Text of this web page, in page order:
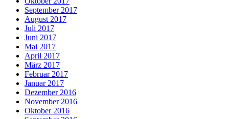
September 2017
August 2017
Juli 2017
Juni 2017
Mai 2017
April 2017
März 2017
Februar 2017
Januar 2017
Dezember 2016
November 2016
Oktober 2016